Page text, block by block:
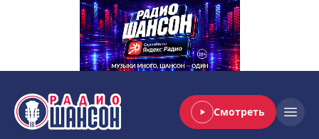
Радио Шансон Смотреть